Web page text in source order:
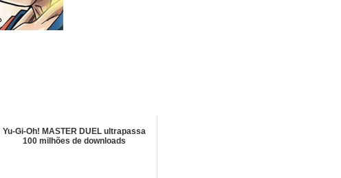
Yu-Gi-Oh! MASTER DUEL ultrapassa
100 milhões de downloads